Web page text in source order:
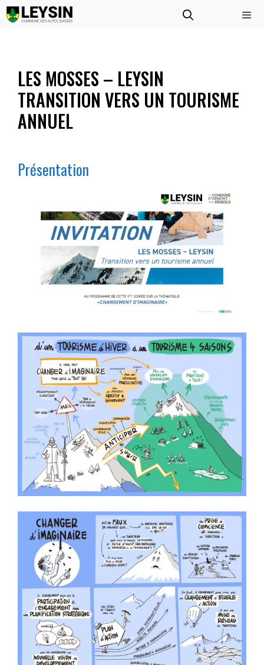
Aller
au
LES MOSSES – LEYSIN
TRANSITION VERS UN TOURISME
ANNUEL
Présentation